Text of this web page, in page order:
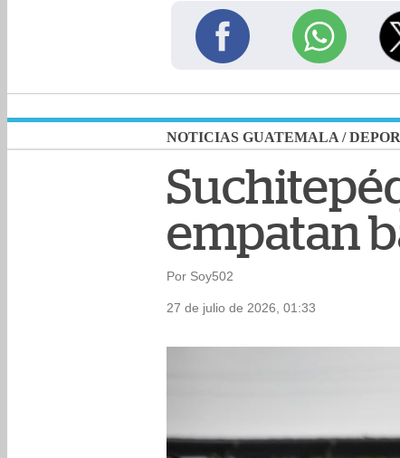
NOTICIAS GUATEMALA /
empatan
Por Soy502
27 de julio de 2026, 01:33